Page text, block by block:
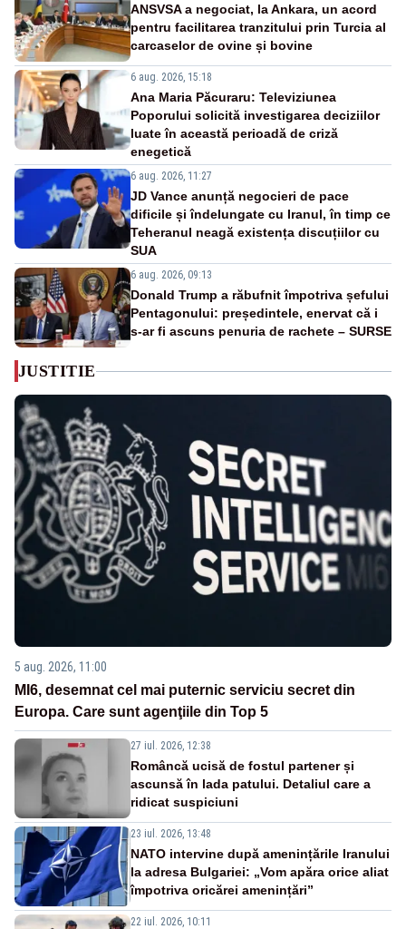
ANSVSA a negociat, la Ankara, un acord
pentru facilitarea tranzitului prin Turcia al
carcaselor de ovine și bovine
6 aug. 2026, 15:18
Ana Maria Păcuraru: Televiziunea
Poporului solicită investigarea deciziilor
luate în această perioadă de criză
enegetică
6 aug. 2026, 11:27
JD Vance anunță negocieri de pace
dificile și îndelungate cu Iranul, în timp ce
Teheranul neagă existența discuțiilor cu
SUA
6 aug. 2026, 09:13
Donald Trump a răbufnit împotriva șefului
Pentagonului: președintele, enervat că i
s-ar fi ascuns penuria de rachete – SURSE
JUSTITIE
5 aug. 2026, 11:00
MI6, desemnat cel mai puternic serviciu secret din
Europa. Care sunt agenţiile din Top 5
27 iul. 2026, 12:38
Româncă ucisă de fostul partener și
ascunsă în lada patului. Detaliul care a
ridicat suspiciuni
23 iul. 2026, 13:48
NATO intervine după amenințările Iranului
la adresa Bulgariei: „Vom apăra orice aliat
împotriva oricărei amenințări”
22 iul. 2026, 10:11